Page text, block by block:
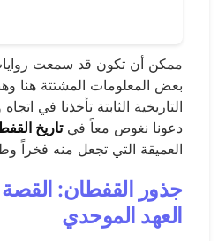
ممكن أن تكون قد سمعت
بعض المعلومات المشتتة هنا
التاريخية الثابتة تأخذنا في
دعونا نغوص معاً فيتاريخ
العميقة التي تجعل منه فخراً
جذور القفطان: القصة
العهد الموحدي